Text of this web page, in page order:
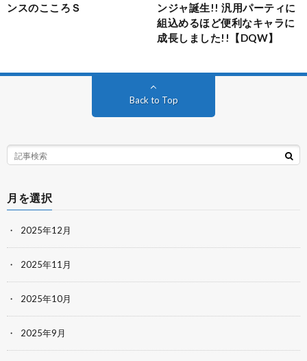
ンスのこころＳ
ンジャ誕生!! 汎用パーティに
組込めるほど便利なキャラに
成長しました!!【DQW】
Back to Top
月を選択
2025年12月
2025年11月
2025年10月
2025年9月